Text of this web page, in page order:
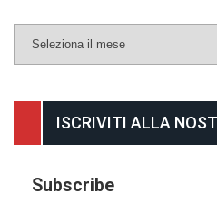
ISCRIVITI ALLA
Subscribe